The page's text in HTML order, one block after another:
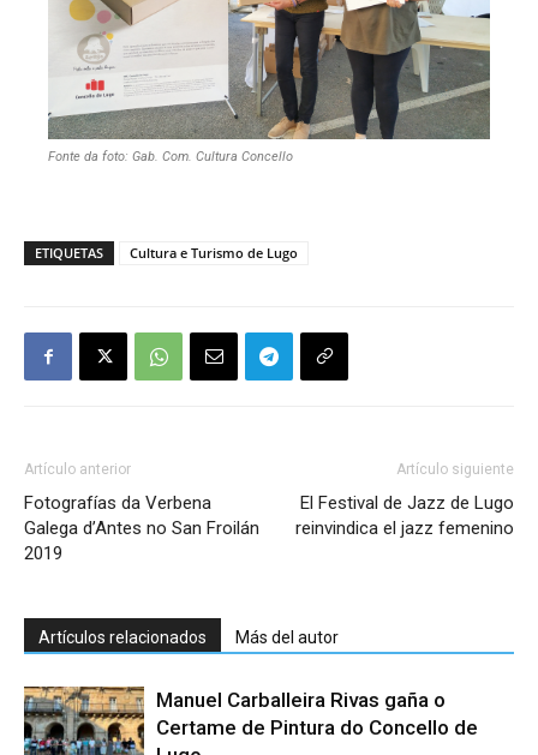
Fonte da foto: Gab. Com. Cultura Concello
ETIQUETAS Cultura e Turismo de Lugo
Artículo anterior
Fotografías da Verbena
Galega d’Antes no San Froilán
2019
Artículo siguiente
El Festival de Jazz de Lugo
reinvindica el jazz femenino
Artículos relacionados Más del autor
Manuel Carballeira Rivas gaña o
Certame de Pintura do Concello de